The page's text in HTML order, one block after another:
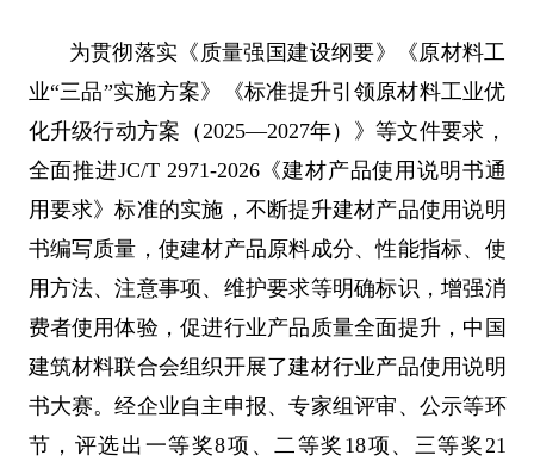
为贯彻落实《质量强国建设纲要》《原材料工
业“三品”实施方案》《标准提升引领原材料工业优
化升级行动方案（2025—2027年）》等文件要求，
全面推进JC/T 2971-2026《建材产品使用说明书通
用要求》标准的实施，不断提升建材产品使用说明
书编写质量，使建材产品原料成分、性能指标、使
用方法、注意事项、维护要求等明确标识，增强消
费者使用体验，促进行业产品质量全面提升，中国
建筑材料联合会组织开展了建材行业产品使用说明
书大赛。经企业自主申报、专家组评审、公示等环
节，评选出一等奖8项、二等奖18项、三等奖21